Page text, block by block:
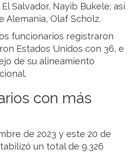
Salvador, Nayib Bukele; así
Alemania, Olaf Scholz.
funcionarios registraron
Estados Unidos con 36, e
de su alineamiento
con más
de 2023 y este 20 de
un total de 9.326